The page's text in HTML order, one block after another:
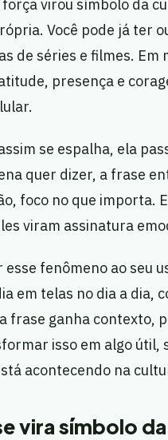
virou símbolo da
Você pode já ter
de séries e filmes. Em
presença e
se espalha, ela
quer dizer, a frase
foco no que importa.
viram assinatura
fenômeno ao seu
em telas no dia a dia,
frase ganha contexto,
isso em algo útil,
acontecendo na
vira símbolo